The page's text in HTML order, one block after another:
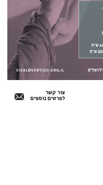
צור קשר
לפרטים נוספים